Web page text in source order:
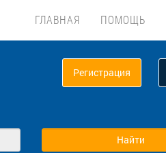
ГЛАВНАЯ ПОМОЩЬ
Регистрация